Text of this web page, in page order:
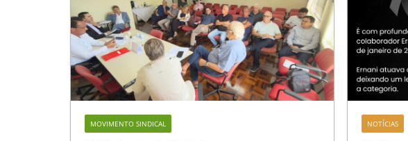
MOVIMENTO SINDICAL NOTÍCIAS